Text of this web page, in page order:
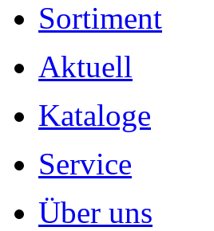
Sortiment
Aktuell
Kataloge
Service
Über uns